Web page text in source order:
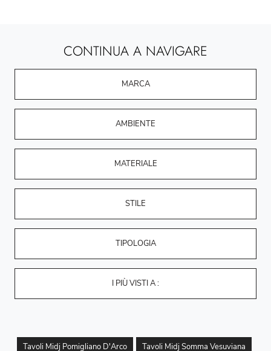
CONTINUA A NAVIGARE
MARCA
AMBIENTE
MATERIALE
STILE
TIPOLOGIA
I PIÙ VISTI A :
Tavoli Midj Pomigliano D'Arco Tavoli Midj Somma Vesuviana